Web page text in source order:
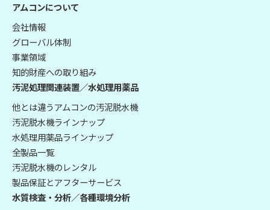
アムコンについて
会社情報
グローバル体制
事業領域
知的財産への取り組み
汚泥処理関連装置／水処理用薬品
他とは違うアムコンの汚泥脱水機
汚泥脱水機ラインナップ
水処理用薬品ラインナップ
全製品一覧
汚泥脱水機のレンタル
製品保証とアフターサービス
水質検査・分析／各種環境分析